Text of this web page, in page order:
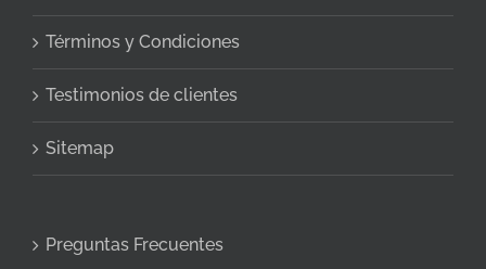
Términos y Condiciones
Testimonios de clientes
Sitemap
Preguntas Frecuentes